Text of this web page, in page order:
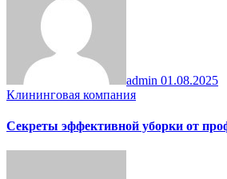
admin 01.08.2025
Клининговая компания
Секреты эффективной уборки от